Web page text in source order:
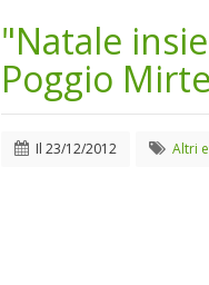
"Natale
Poggio
Il 23/12/2012 Altri